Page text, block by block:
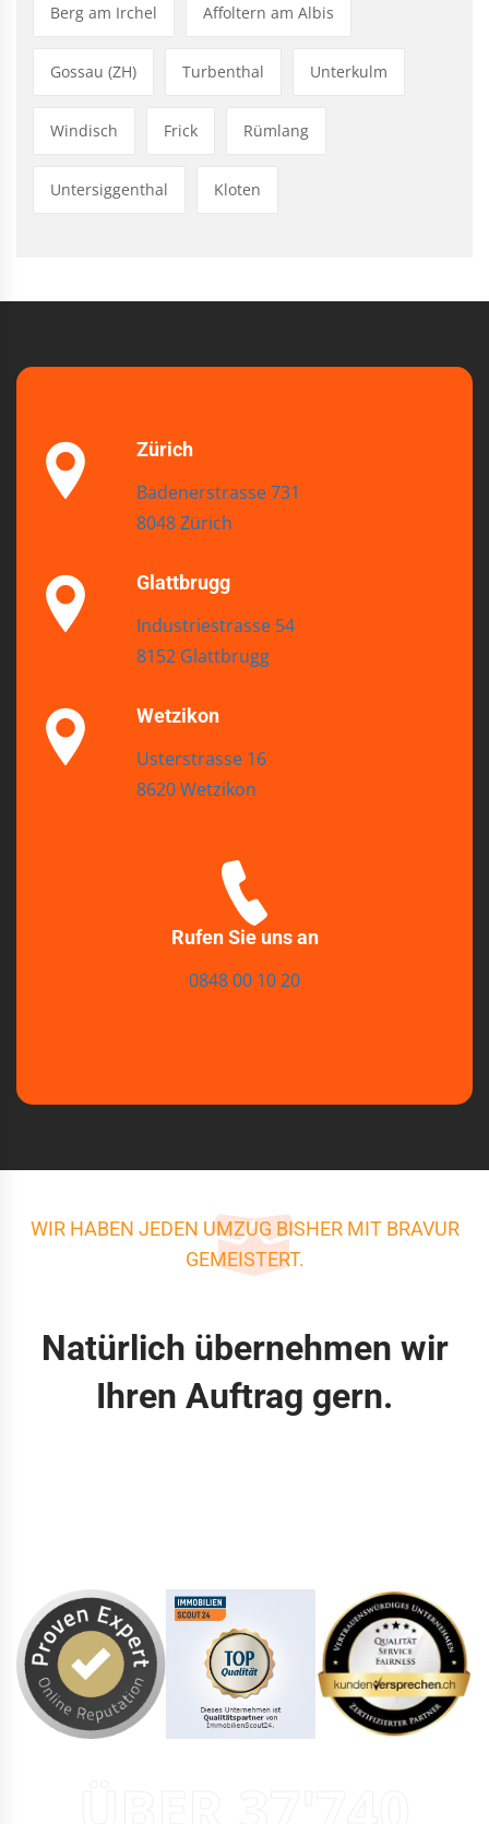
Berg am Irchel Affoltern am Albis
Gossau (ZH) Turbenthal Unterkulm
Windisch Frick Rümlang
Untersiggenthal Kloten
Zürich
Badenerstrasse 731
8048 Zürich
Glattbrugg
Industriestrasse 54
8152 Glattbrugg
Wetzikon
Usterstrasse 16
8620 Wetzikon
Rufen Sie uns an
0848 00 10 20
WIR HABEN JEDEN UMZUG BISHER MIT BRAVUR
GEMEISTERT.
Natürlich übernehmen wir
Ihren Auftrag gern.